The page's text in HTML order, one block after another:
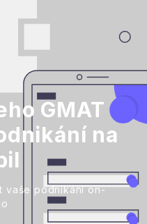
GMAT
na
vaše podnikání on-